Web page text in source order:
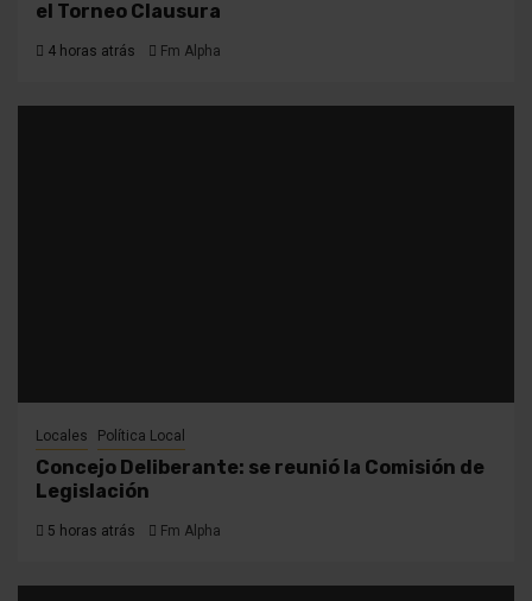
el Torneo Clausura
4 horas atrás Fm Alpha
Locales Política Local
Concejo Deliberante: se reunió la Comisión de
Legislación
5 horas atrás Fm Alpha